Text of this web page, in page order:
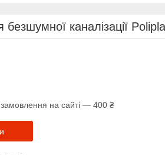
безшумної каналізації
на сайті — 400 ₴